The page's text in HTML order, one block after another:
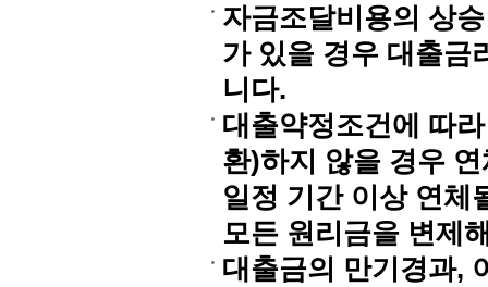
자금조달비용의 상
가 있을 경우 대출금
니다.
대출약정조건에 따
환)하지 않을 경우
일정 기간 이상 연체
모든 원리금을 변제
대출금의 만기경과,